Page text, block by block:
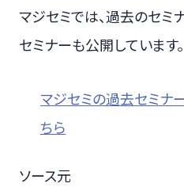
マジセミでは、過去のセ
セミナーも公開しています。
マジセミの過去セミナ
ちら
ソース元